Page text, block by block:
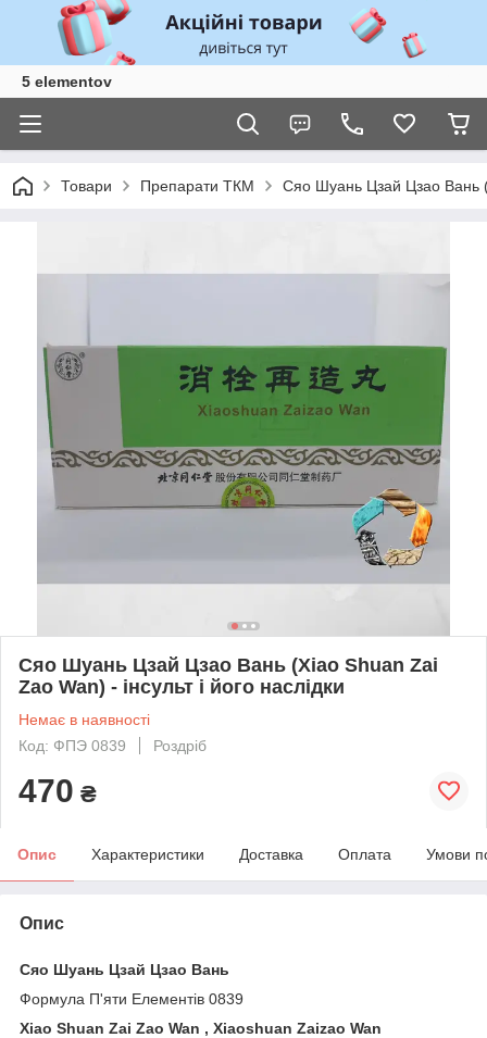
5 elementov
Товари Препарати ТКМ Сяо Шуань Цзай Цзао Вань
Сяо Шуань Цзай Цзао Вань (Xiao Shuan Zai
Zao Wan) - інсульт і його наслідки
Немає в наявності
Код: ФПЭ 0839
Роздріб
470 ₴
Опис Характеристики Доставка Оплата Умови
Опис
Сяо Шуань Цзай Цзао Вань
Формула П'яти Елементів 0839
Xiao Shuan Zai Zao Wan , Xiaoshuan Zaizao Wan